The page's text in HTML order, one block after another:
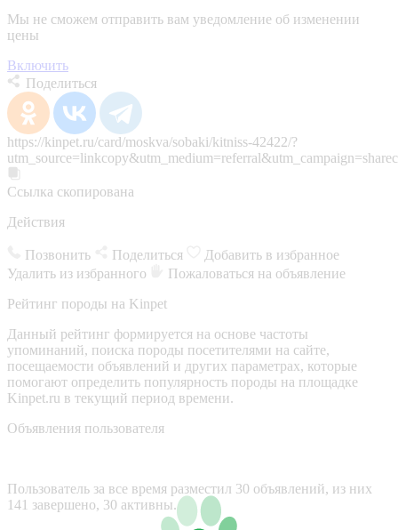
Мы не сможем отправить вам уведомление об изменении
цены
Включить
Поделиться
https://kinpet.ru/card/moskva/sobaki/kitniss-42422/?
Ссылка скопирована
Действия
Позвонить Поделиться
Добавить в избранное
Удалить из избранного
Пожаловаться на объявление
Рейтинг породы на Kinpet
Данный рейтинг формируется на основе частоты
упоминаний, поиска породы посетителями на сайте,
посещаемости объявлений и других параметрах, которые
помогают определить популярность породы на площадке
Kinpet.ru в текущий период времени.
Объявления пользователя
Пользователь за все время разместил 30 объявлений, из них
141 завершено, 30 активны.